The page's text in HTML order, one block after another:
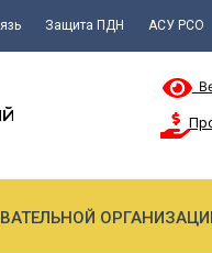
Защита ПДН АСУ РСО